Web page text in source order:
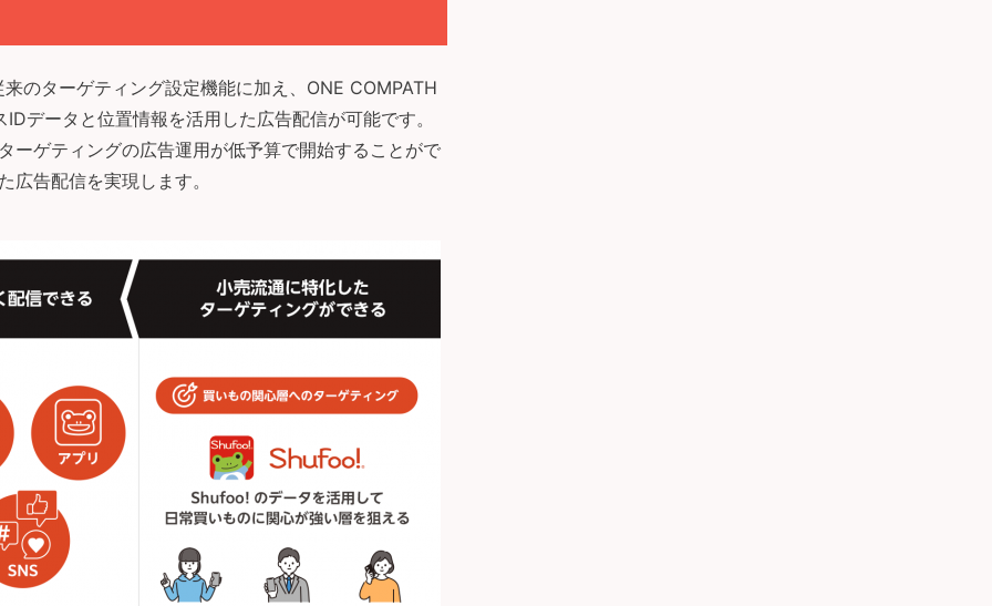
のターゲティング設定機能に加え、ONE COMPATH
データと位置情報を活用した広告配信が可能です。
ーゲティングの広告運用が低予算で開始することがで
広告配信を実現します。